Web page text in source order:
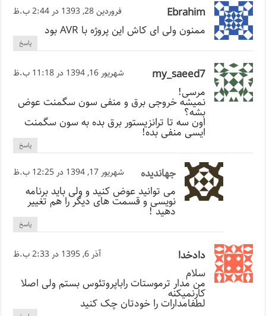
Ebrahim فروردین 28, 1393 در 2:44 ب.ظ
ممنون ولی ای کاش این پروژه با AVR بود
پاسخ
my_saeed7 شهریور 16, 1394 در 11:18 ب.ظ
مرسی!
نمیشه خروجی برق و منفی سون سگمنت عوض
بشه؟
اون سه تا ترانزیستور برق بده به سون سگمنت
ایسی منفی بده!
پاسخ
جهاندیده شهریور 17, 1394 در 12:25 ب.ظ
می توانید عوض کنید و ولی باید برنامه
نویسی و قسمت های دیگر را هم تغییر
دهید !
پاسخ
دادخدا آذر 6, 1395 در 2:33 ب.ظ
سلام
من مدار ترموستات راباپروتئوس بستم ولی اصلا
کارنمیکنه
لطفامدارات را خودتان چک کنید